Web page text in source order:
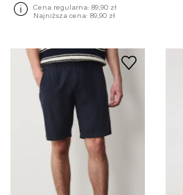
Cena regularna: 89,90 zł
Najniższa cena: 89,90 zł